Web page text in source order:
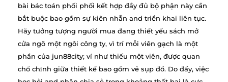
bài bác toán phối phối kết hợp đầy đủ bộ phận này cần
bắt buộc bao gồm sự kiên nhẫn and triển khai liên tục.
Hãy tưởng tượng người mua đang thiết yếu sách mở
cửa ngõ một ngôi công ty, vì trí mỗi viên gạch là một
phần của jun88city; ví như thiếu một viên, được quan
chổ chính giữa thiết kế bao gồm vẻ sụp đổ. Do đấy, việc